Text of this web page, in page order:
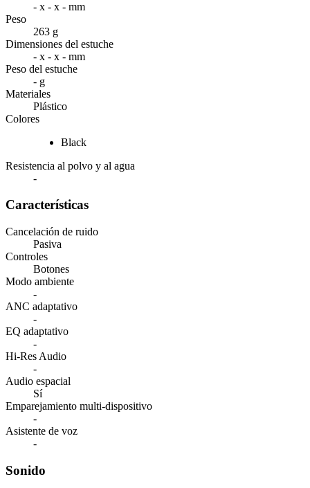
- x - x - mm
Peso
263 g
Dimensiones del estuche
- x - x - mm
Peso del estuche
- g
Materiales
Plástico
Colores
Black
Resistencia al polvo y al agua
-
Características
Cancelación de ruido
Pasiva
Controles
Botones
Modo ambiente
-
ANC adaptativo
-
EQ adaptativo
-
Hi-Res Audio
-
Audio espacial
Sí
Emparejamiento multi-dispositivo
-
Asistente de voz
-
Sonido